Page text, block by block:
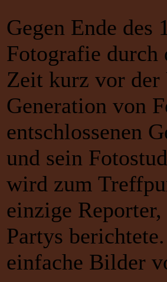
Gegen Ende
Fotografie durch
Zeit kurz vor der
Generation von
entschlossenen
und sein
wird zum
einzige
Partys
einfache Bilder